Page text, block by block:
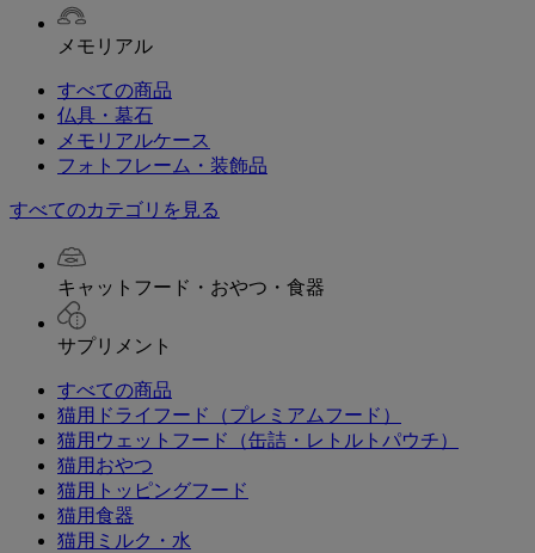
メモリアル
すべての商品
仏具・墓石
メモリアルケース
フォトフレーム・装飾品
すべてのカテゴリを見る
キャットフード・おやつ・食器
サプリメント
すべての商品
猫用ドライフード（プレミアムフード）
猫用ウェットフード（缶詰・レトルトパウチ）
猫用おやつ
猫用トッピングフード
猫用食器
猫用ミルク・水